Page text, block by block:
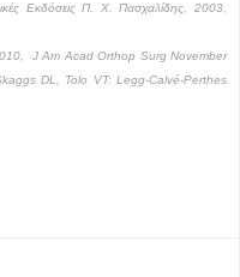
Εκδόσεις Π. Χ. Πασχαλίδης, 2003,
J Am Acad Orthop Surg November
DL, Tolo VT: Legg-Calvé-Perthes